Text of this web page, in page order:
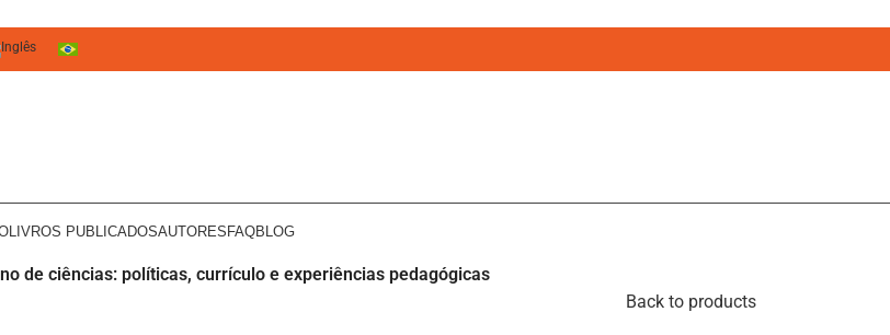
LIVROS PUBLICADOSAUTORES FAQBLOG
de ciências: políticas, currículo e experiências pedagógicas
Back to products